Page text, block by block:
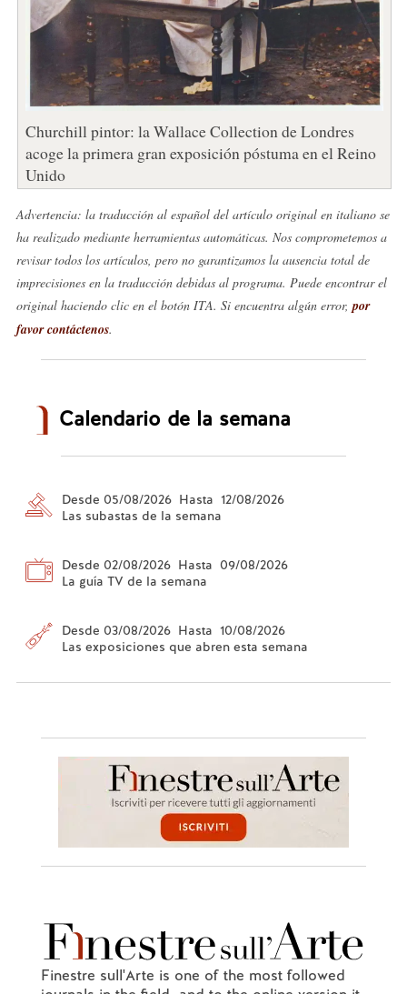
Churchill pintor: la Wallace Collection de Londres
acoge la primera gran exposición póstuma en el Reino
Unido
Advertencia: la traducción al español del artículo original en italiano se
ha realizado mediante herramientas automáticas. Nos comprometemos a
revisar todos los artículos, pero no garantizamos la ausencia total de
imprecisiones en la traducción debidas al programa. Puede encontrar el
original haciendo clic en el botón ITA. Si encuentra algún error, por
favor contáctenos.
Calendario de la semana
Desde 05/08/2026 Hasta 12/08/2026
Las subastas de la semana
Desde 02/08/2026 Hasta 09/08/2026
La guía TV de la semana
Desde 03/08/2026 Hasta 10/08/2026
Las exposiciones que abren esta semana
Finestre sull'Arte is one of the most followed